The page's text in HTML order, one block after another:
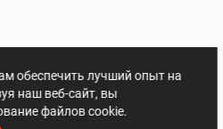
обеспечить лучший опыт на
наш веб-сайт, вы
файлов cookie.